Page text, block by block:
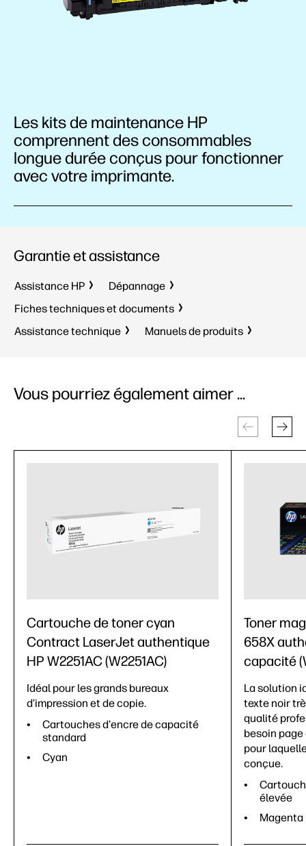
Les kits de maintenance HP
comprennent des consommables
longue durée conçus pour fonctionner
avec votre imprimante.
Garantie et assistance
Assistance HP
Dépannage
Fiches techniques et documents
Assistance technique
Manuels de produits
Vous pourriez également aimer ...
Cartouche de toner cyan
Contract LaserJet authentique
HP W2251AC (W2251AC)
Idéal pour les grands bureaux
d’impression et de copie.
Cartouches d'encre de capacité
standard
Cyan
Toner
658X
capacité
La solution
texte noir
qualité
besoin page
pour
conçue.
élevée
Magenta